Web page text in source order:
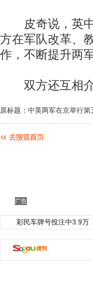
皮奇说，英中
方在军队改革、
作，不断提升两
双方还互相介
原标题：中英两军在京举行
广告
彩民车牌号投注中3.9万